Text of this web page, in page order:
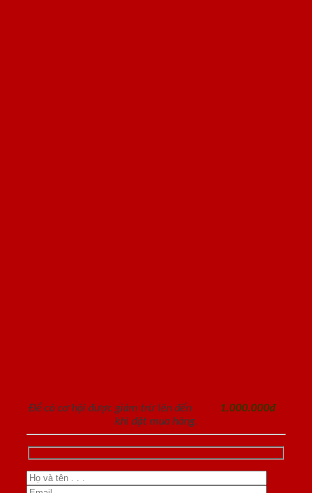
Để có cơ hội được giảm trừ lên đến
1.000.000đ
khi đặt mua hàng.